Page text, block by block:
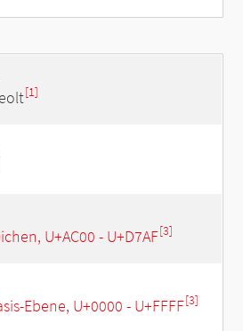
[1]
U+AC00 - U+D7AF[3]
Ebene, U+0000 - U+FFFF[3]